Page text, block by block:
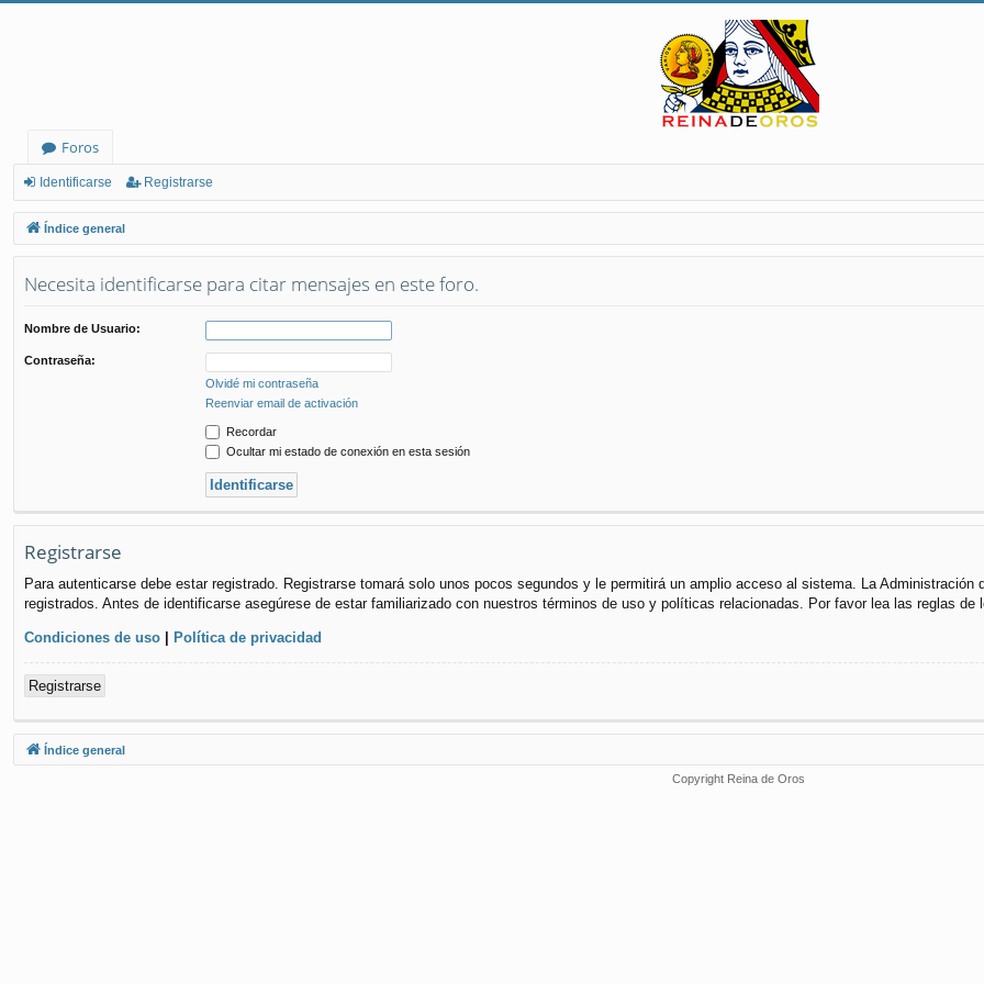
Foros
Identificarse Registrarse
Índice general
Necesita identificarse para citar mensajes en este foro.
Nombre de Usuario:
Contraseña:
Olvidé mi contraseña
Reenviar email de activación
Recordar
Ocultar mi estado de conexión en esta sesión
Registrarse
Para autenticarse debe estar registrado. Registrarse tomará solo unos pocos segundos y le permitirá un amplio acceso al sistema. La
registrados. Antes de identificarse asegúrese de estar familiarizado con nuestros términos de uso y políticas relacionadas. Por favor lea las reglas de
Condiciones de uso | Política de privacidad
Registrarse
Índice general
Copyright Reina de Oros